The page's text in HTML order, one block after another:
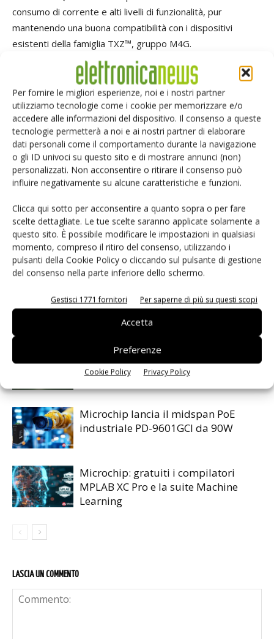
Per fornire le migliori esperienze, noi e i nostri partner
utilizziamo tecnologie come i cookie per memorizzare e/o
accedere alle informazioni del dispositivo. Il consenso a queste
tecnologie permetterà a noi e ai nostri partner di elaborare
dati personali come il comportamento durante la navigazione
o gli ID univoci su questo sito e di mostrare annunci (non)
personalizzati. Non acconsentire o ritirare il consenso può
influire negativamente su alcune caratteristiche e funzioni.
Clicca qui sotto per acconsentire a quanto sopra o per fare
scelte dettagliate. Le tue scelte saranno applicate solamente a
questo sito. È possibile modificare le impostazioni in qualsiasi
momento, compreso il ritiro del consenso, utilizzando i
pulsanti della Cookie Policy o cliccando sul pulsante di gestione
del consenso nella parte inferiore dello schermo.
Gestisci 1771 fornitori Per saperne di più su questi scopi
Accetta
Preferenze
Cookie Policy Privacy Policy
consumo di corrente e alti livelli di funzionalità, pur
mantenendo una buona compatibilità con i dispositivi
esistenti della famiglia TXZ™, gruppo M4G.
La documentazione completa, un campione di software
(con esempi di applicazioni pratiche) e il driver software
per ciascuna periferica sono scaricabili gratuitamente dal
sito webdi Toshiba. Inoltre, vengono forniteschede di
valutazione e ambienti di sviluppoin collaborazione con
i partner dell'ecosistema globale di Toshiba.
Facebook Twitter
ALTRO DALL'AUTORE
Renesas lancia la piattaforma
MRDIMM Gen 3
Microchip lancia il midspan PoE
industriale PD-9601GCI da 90W
Microchip: gratuiti i compilatori
MPLAB XC Pro e la suite Machine
Learning
LASCIA UN COMMENTO